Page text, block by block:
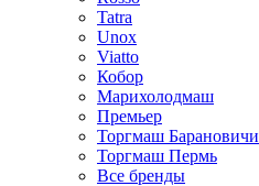
Tatra
Unox
Viatto
Кобор
Марихолодмаш
Премьер
Торгмаш Барановичи
Торгмаш Пермь
Все бренды